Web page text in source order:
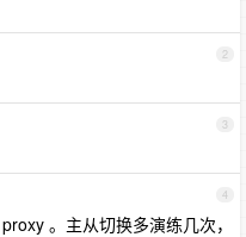
2
3
4
。主从切换多演练几次，